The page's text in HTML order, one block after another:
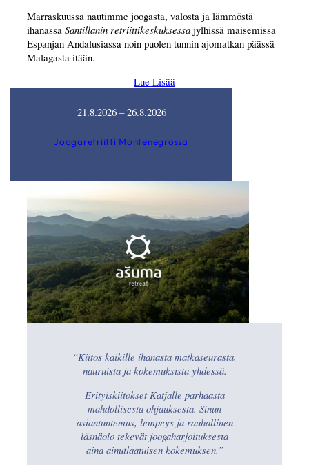
Marraskuussa nautimme joogasta, valosta ja lämmöstä
ihanassaSantillanin retriittikeskuksessa jylhissä maisemissa
Espanjan Andalusiassa noin puolen tunnin ajomatkan päässä
Malagasta itään.
Lue Lisää
21.8.2026 – 26.8.2026
Joogaretriitti Montenegrossa
“Kiitos kaikille ihanasta matkaseurasta,
nauruista ja kokemuksista yhdessä.
Erityiskiitokset Katjalle parhaasta
mahdollisesta ohjauksesta. Sinun
asiantuntemus, lempeys ja rauhallinen
läsnäolo tekevät joogaharjoituksesta
aina ainutlaatuisen kokemuksen.”